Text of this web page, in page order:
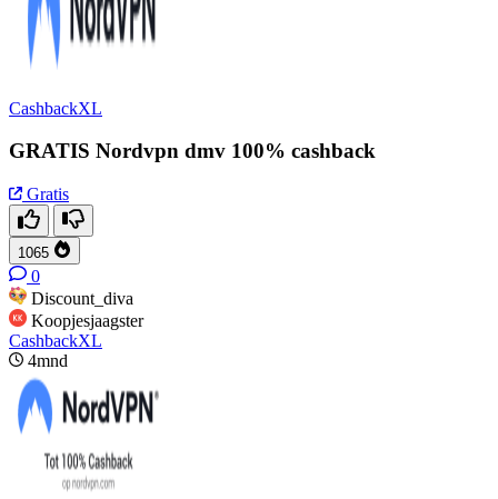
CashbackXL
GRATIS Nordvpn dmv 100% cashback
Gratis
1065
0
Discount_diva
Koopjesjaagster
CashbackXL
4mnd